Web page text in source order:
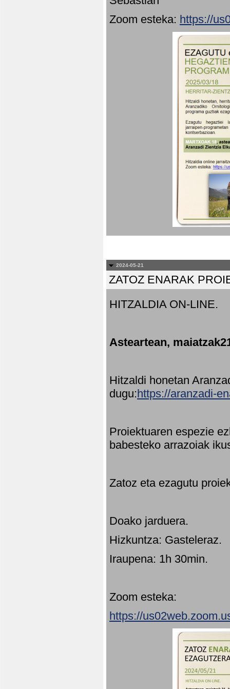
Zoom esteka: https://
2024-05-21
ZATOZ ENARAK
HITZALDIA ON-LINE.
Asteartean,
Hitzaldi honetan
dugu:https://aranzadi-
Proiektuaren espezie
babesteko arrazoiak
Zatoz eta ezagutu
Doako jarduera.
Hizkuntza: Gasteleraz.
Iraupena: 1h 30min.
Zoom esteka:
https://